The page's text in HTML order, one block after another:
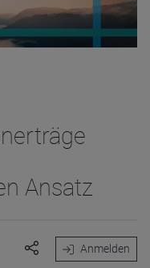
Ansatz
Anmelden